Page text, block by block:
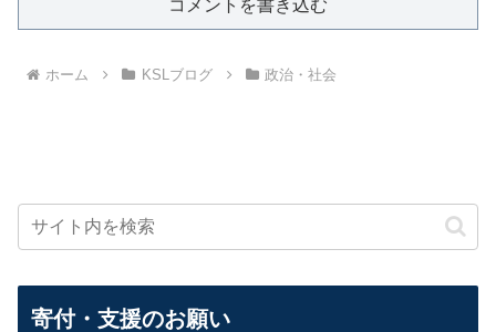
コメントを書き込む
ホーム KSLブログ 政治・社会
寄付・支援のお願い